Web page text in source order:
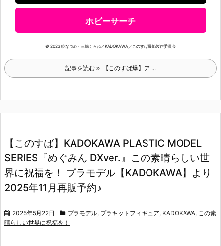
ホビーサーチ
© 2023 暁なつめ・三嶋くろね／KADOKAWA／このすば爆焔製作委員会
記事を読む 【このすば爆】ア ...
【このすば】KADOKAWA PLASTIC MODEL
SERIES『めぐみん DXver.』この素晴らしい世
界に祝福を！ プラモデル【KADOKAWA】より
2025年11月再販予約♪
2025年5月22日 プラモデル, プラキットフィギュア, KADOKAWA, この素
晴らしい世界に祝福を！